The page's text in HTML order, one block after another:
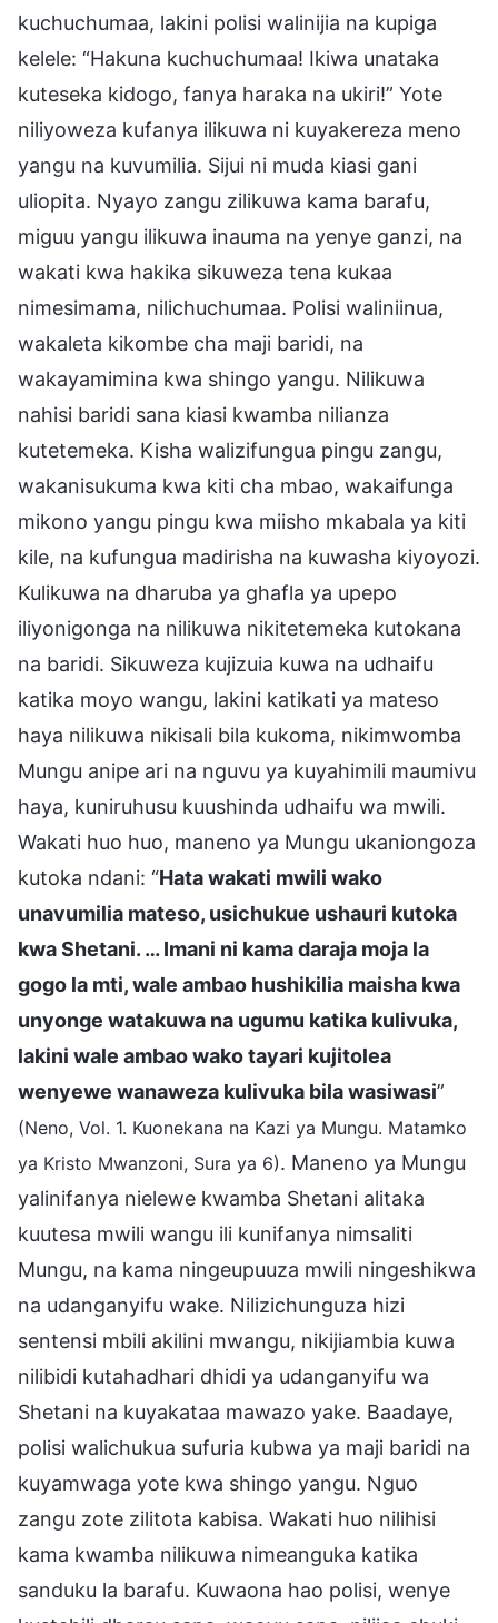
kuchuchumaa, lakini polisi walinijia na kupiga
kelele: “Hakuna kuchuchumaa! Ikiwa unataka
kuteseka kidogo, fanya haraka na ukiri!” Yote
niliyoweza kufanya ilikuwa ni kuyakereza meno
yangu na kuvumilia. Sijui ni muda kiasi gani
uliopita. Nyayo zangu zilikuwa kama barafu,
miguu yangu ilikuwa inauma na yenye ganzi, na
wakati kwa hakika sikuweza tena kukaa
nimesimama, nilichuchumaa. Polisi waliniinua,
wakaleta kikombe cha maji baridi, na
wakayamimina kwa shingo yangu. Nilikuwa
nahisi baridi sana kiasi kwamba nilianza
kutetemeka. Kisha walizifungua pingu zangu,
wakanisukuma kwa kiti cha mbao, wakaifunga
mikono yangu pingu kwa miisho mkabala ya kiti
kile, na kufungua madirisha na kuwasha kiyoyozi.
Kulikuwa na dharuba ya ghafla ya upepo
iliyonigonga na nilikuwa nikitetemeka kutokana
na baridi. Sikuweza kujizuia kuwa na udhaifu
katika moyo wangu, lakini katikati ya mateso
haya nilikuwa nikisali bila kukoma, nikimwomba
Mungu anipe ari na nguvu ya kuyahimili maumivu
haya, kuniruhusu kuushinda udhaifu wa mwili.
Wakati huo huo, maneno ya Mungu ukaniongoza
kutoka ndani: “Hata wakati mwili wako
unavumilia mateso, usichukue ushauri kutoka
kwa Shetani. … Imani ni kama daraja moja la
gogo la mti, wale ambao hushikilia maisha kwa
unyonge watakuwa na ugumu katika kulivuka,
lakini wale ambao wako tayari kujitolea
wenyewe wanaweza kulivuka bila wasiwasi”
(Neno, Vol. 1. Kuonekana na Kazi ya Mungu. Matamko
ya Kristo Mwanzoni, Sura ya 6). Maneno ya Mungu
yalinifanya nielewe kwamba Shetani alitaka
kuutesa mwili wangu ili kunifanya nimsaliti
Mungu, na kama ningeupuuza mwili ningeshikwa
na udanganyifu wake. Nilizichunguza hizi
sentensi mbili akilini mwangu, nikijiambia kuwa
nilibidi kutahadhari dhidi ya udanganyifu wa
Shetani na kuyakataa mawazo yake. Baadaye,
polisi walichukua sufuria kubwa ya maji baridi na
kuyamwaga yote kwa shingo yangu. Nguo
zangu zote zilitota kabisa. Wakati huo nilihisi
kama kwamba nilikuwa nimeanguka katika
sanduku la barafu. Kuwaona hao polisi, wenye